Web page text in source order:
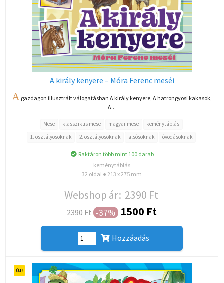
A király kenyere – Móra Ferenc meséi
A gazdagon illusztrált válogatásban A király kenyere, A hatrongyosi kakasok,
A...
Mese klasszikus mese magyar mese
keménytáblás
1. osztályosoknak
2. osztályosoknak alsósoknak óvodásoknak
Raktáron több mint 100 darab
keménytáblás
32 oldal ● 213 x 275 mm
Webshop ár: 2390 Ft
2390 Ft -37% 1500 Ft
Hozzáadás